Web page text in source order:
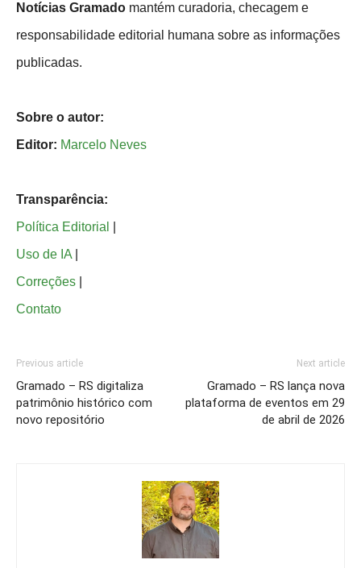
Notícias Gramado mantém curadoria, checagem e
responsabilidade editorial humana sobre as informações
publicadas.
Sobre o autor:
Editor: Marcelo Neves
Transparência:
Política Editorial
Uso de IA
Correções
Contato
Previous article
Gramado – RS digitaliza
patrimônio histórico com
novo repositório
Next article
Gramado – RS lança nova
plataforma de eventos em 29
de abril de 2026